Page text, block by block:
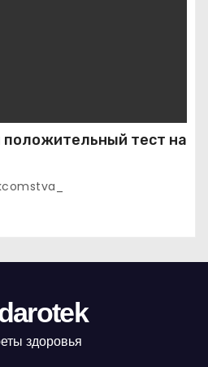
положительный тест на
здоровья